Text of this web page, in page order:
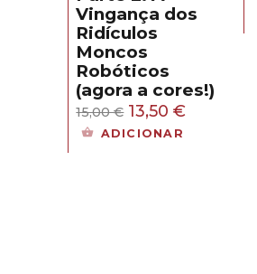
Vingança dos
Ridículos
Moncos
Robóticos
(agora a cores!)
15,00€ O
preço
13,50€
ADICIONAR